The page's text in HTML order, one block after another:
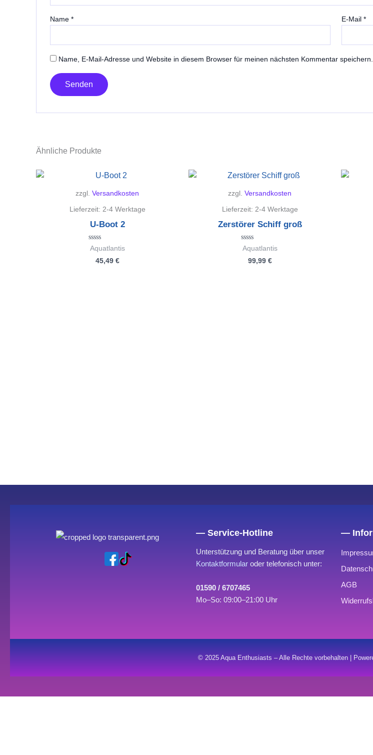
Name * E-Mail*
Name, E-Mail-Adresse und Website in diesem Browser für meinen nächsten Kommentar speichern.
Ähnliche Produkte
zzgl. Versandkosten
Lieferzeit: 2-4 Werktage
U-Boot 2
Bewertet
mit
Aquatlantis
45,49 €
zzgl. Versandkosten
Lieferzeit: 2-4 Werktage
Zerstörer Schiff groß
Bewertet
mit
Aquatlantis
99,99 €
— Service-Hotline
Unterstützung und Beratung über unser
Kontaktformular oder telefonisch unter:
01590 / 6707465
Mo–So: 09:00–21:00 Uhr
—
AGB
© 2025 Aqua Enthusiasts – Alle Rechte vorbehalten |